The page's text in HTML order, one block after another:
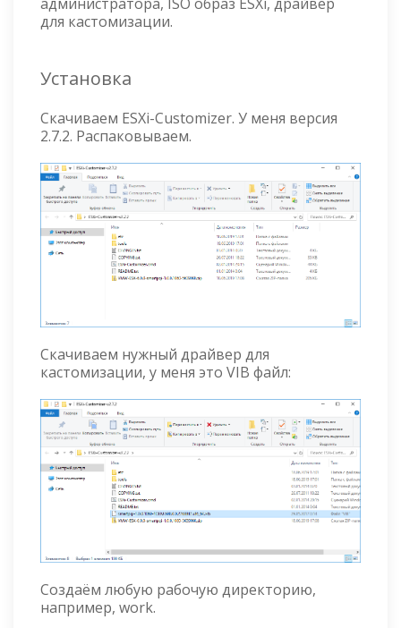
для кастомизации.
Установка
Скачиваем ESXi-Customizer. У меня версия
2.7.2. Распаковываем.
Скачиваем нужный драйвер для
кастомизации, у меня это VIB файл:
Создаём любую рабочую директорию,
например, work.